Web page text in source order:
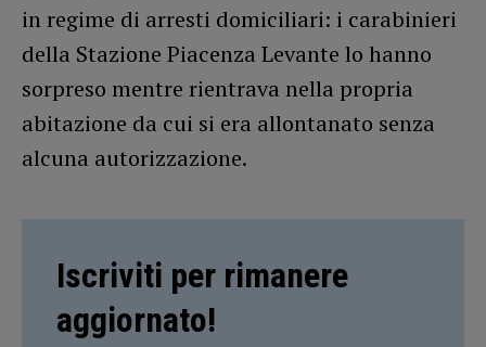
in regime di arresti domiciliari: i carabinieri
della Stazione Piacenza Levante lo hanno
sorpreso mentre rientrava nella propria
abitazione da cui si era allontanato senza
alcuna autorizzazione.
Iscriviti per rimanere
aggiornato!